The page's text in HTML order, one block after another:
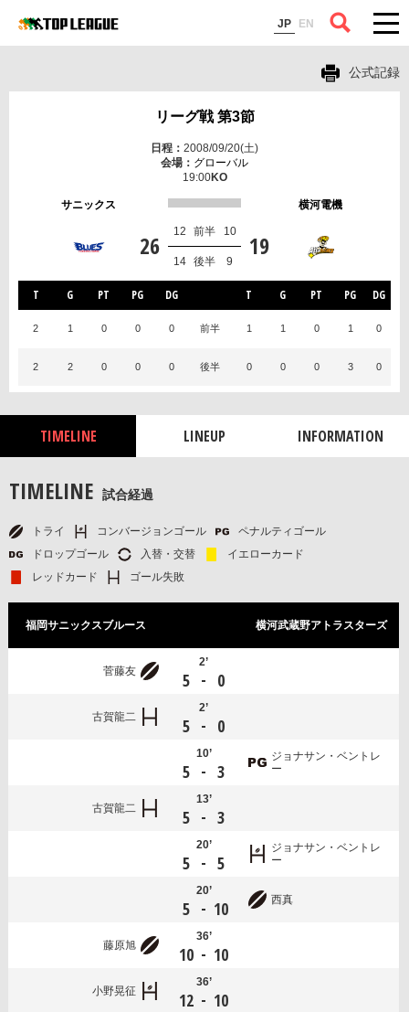
JP EN
コラム
公式記録
リーグ戦 第3節
2008/09/20(土)
グローバル
19:00
サニックス 横河電機
26 19
前半
12 10
後半
14 9
T G PT PG DG T G PT PG DG
2 1 0 0 0 前半 1 1 0 1 0
2 2 0 0 0 後半 0 0 0 3 0
TIMELINE LINEUP INFORMATION
TIMELINE 試合経過
トライ コンバージョンゴール
ペナルティゴール
ドロップゴール
入替・交替
イエローカード
レッドカード
ゴール失敗
福岡サニックスブルース 横河武蔵野アトラスターズ
菅藤友
2’
5 - 0
古賀龍二
2’
5 - 0
10’
5 - 3
ジョナサン・ベントレ
ー
古賀龍二
13’
5 - 3
20’
5 - 5
ジョナサン・ベントレ
ー
20’
5 - 10 西真
藤原旭
36’
10 - 10
小野晃征
36’
12 - 10